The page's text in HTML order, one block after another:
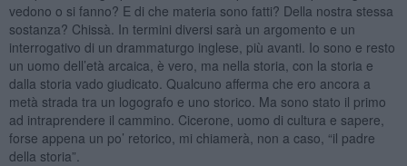
vedono o si fanno? E di che materia sono fatti? Della nostra stessa
sostanza? Chissà. In termini diversi sarà un argomento e un
interrogativo di un drammaturgo inglese, più avanti. Io sono e resto
un uomo dell’età arcaica, è vero, ma nella storia, con la storia e
dalla storia vado giudicato. Qualcuno afferma che ero ancora a
metà strada tra un logografo e uno storico. Ma sono stato il primo
ad intraprendere il cammino. Cicerone, uomo di cultura e sapere,
forse appena un po’ retorico, mi chiamerà, non a caso, “il padre
della storia”.